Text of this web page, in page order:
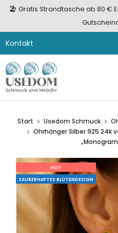
🏖️ Gratis Strandtasche ab 80 €
Kontakt
Start Usedom Schmuck
Ohrhänger Silber 925 24k
HOT
ZAUBERHAFTES BLÜTENDESIGN